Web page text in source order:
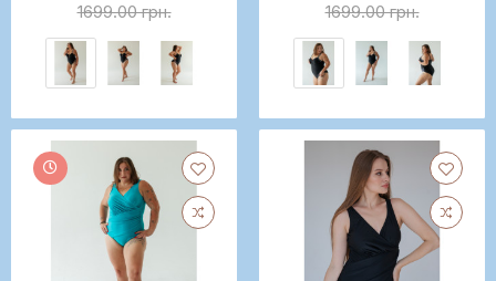
1699.00 грн. 1699.00 грн.